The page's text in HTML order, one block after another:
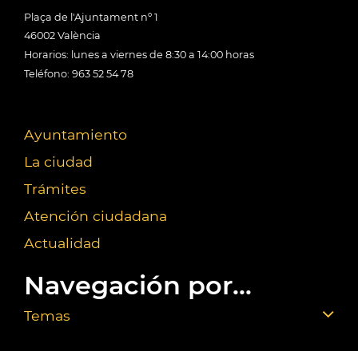
Plaça de l'Ajuntament nº 1
46002 València
Horarios: lunes a viernes de 8:30 a 14:00 horas
Teléfono: 963 52 54 78
Ayuntamiento
La ciudad
Trámites
Atención ciudadana
Actualidad
Navegación por...
Temas